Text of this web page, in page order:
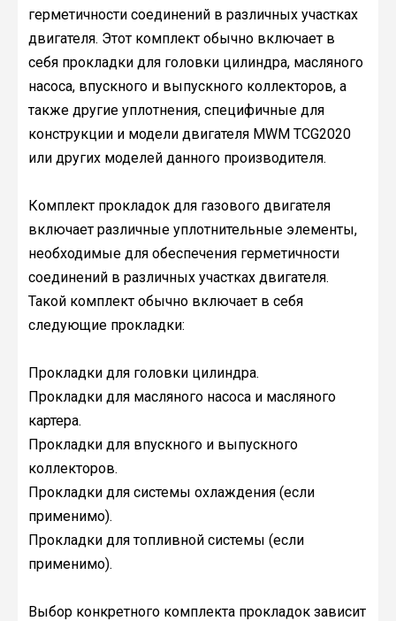
герметичности соединений в различных участках
двигателя. Этот комплект обычно включает в
себя прокладки для головки цилиндра, масляного
насоса, впускного и выпускного коллекторов, а
также другие уплотнения, специфичные для
конструкции и модели двигателя MWM TCG2020
или других моделей данного производителя.
Комплект прокладок для газового двигателя
включает различные уплотнительные элементы,
необходимые для обеспечения герметичности
соединений в различных участках двигателя.
Такой комплект обычно включает в себя
следующие прокладки:
Прокладки для головки цилиндра.
Прокладки для масляного насоса и масляного
картера.
Прокладки для впускного и выпускного
коллекторов.
Прокладки для системы охлаждения (если
применимо).
Прокладки для топливной системы (если
применимо).
Выбор конкретного комплекта прокладок зависит